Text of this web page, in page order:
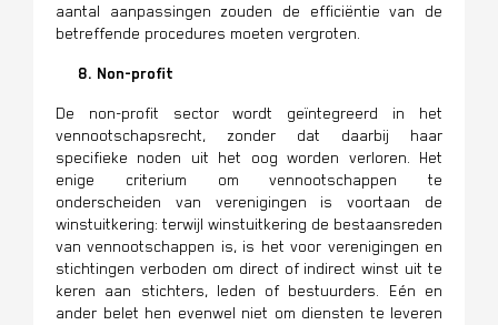
aantal aanpassingen zouden de efficiëntie van de
betreffende procedures moeten vergroten.
8. Non-profit
De non-profit sector wordt geïntegreerd in het
vennootschapsrecht, zonder dat daarbij haar
specifieke noden uit het oog worden verloren. Het
enige criterium om vennootschappen te
onderscheiden van verenigingen is voortaan de
winstuitkering: terwijl winstuitkering de bestaansreden
van vennootschappen is, is het voor verenigingen en
stichtingen verboden om direct of indirect winst uit te
keren aan stichters, leden of bestuurders. Eén en
ander belet hen evenwel niet om diensten te leveren